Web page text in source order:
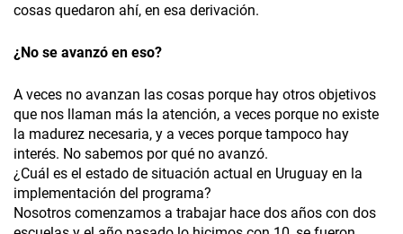
cosas quedaron ahí, en esa derivación.
¿No se avanzó en eso?
A veces no avanzan las cosas porque hay otros objetivos
que nos llaman más la atención, a veces porque no existe
la madurez necesaria, y a veces porque tampoco hay
interés. No sabemos por qué no avanzó.
¿Cuál es el estado de situación actual en Uruguay en la
implementación del programa?
Nosotros comenzamos a trabajar hace dos años con dos